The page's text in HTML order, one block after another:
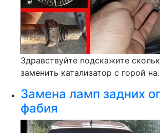
Здравствуйте подскажите
заменить катализатор с горой
Замена ламп задних
фабия